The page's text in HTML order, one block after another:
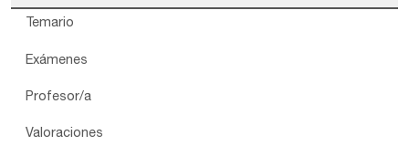
Temario
Exámenes
Profesor/a
Valoraciones